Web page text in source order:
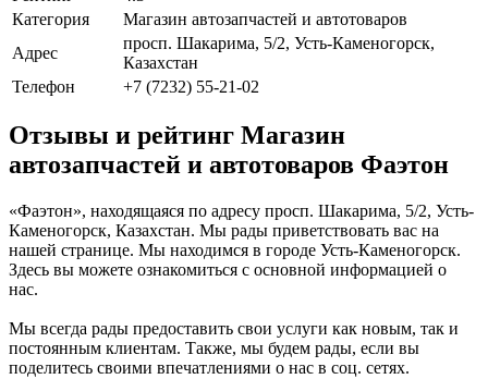
Категория
Магазин автозапчастей и автотоваров
Адрес
просп. Шакарима, 5/2, Усть-Каменогорск,
Казахстан
Телефон
+7 (7232) 55-21-02
Отзывы и рейтинг Магазин
автозапчастей и автотоваров Фаэтон
«Фаэтон», находящаяся по адресу просп. Шакарима, 5/2, Усть-
Каменогорск, Казахстан. Мы рады приветствовать вас на
нашей странице. Мы находимся в городе Усть-Каменогорск.
Здесь вы можете ознакомиться с основной информацией о
нас.
Мы всегда рады предоставить свои услуги как новым, так и
постоянным клиентам. Также, мы будем рады, если вы
поделитесь своими впечатлениями о нас в соц. сетях.